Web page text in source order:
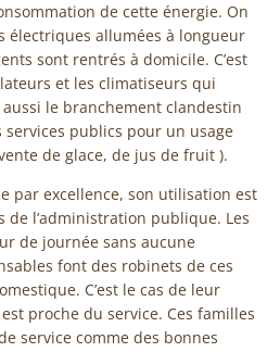
de cette énergie. On
électriques allumées à longueur
sont rentrés à domicile. C’est
et les climatiseurs qui
le branchement clandestin
publics pour un usage
de glace, de jus de fruit ).
par excellence, son utilisation est
de l’administration publique. Les
de journée sans aucune
font des robinets de ces
C’est le cas de leur
proche du service. Ces familles
service comme des bonnes